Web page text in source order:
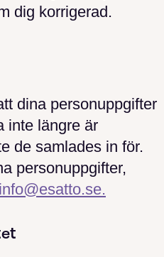
dig korrigerad.
dina personuppgifter
inte längre är
de samlades in för.
personuppgifter,
info@esatto.se.